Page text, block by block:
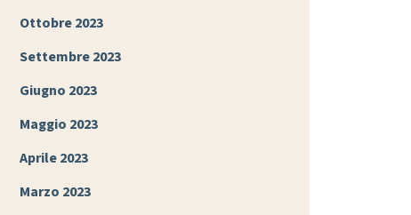
Ottobre 2023
Settembre 2023
Giugno 2023
Maggio 2023
Aprile 2023
Marzo 2023